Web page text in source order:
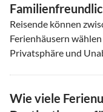
Reisende können
Ferienhäusern
Privatsphäre und
Wie viele